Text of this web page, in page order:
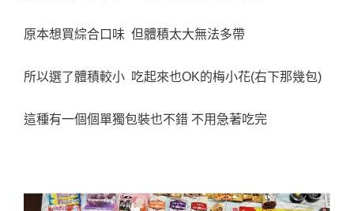
原本想買綜合口味 但體積太大無法多帶
所以選了體積較小 吃起來也OK的梅小花(右下那幾包)
這種有一個個單獨包裝也不錯 不用急著吃完